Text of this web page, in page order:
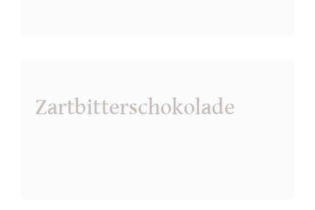
Zartbitterschokolade